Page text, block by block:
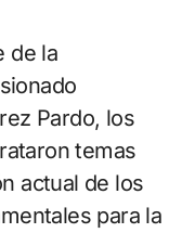
de la
Pardo, los
temas
actual de los
para la